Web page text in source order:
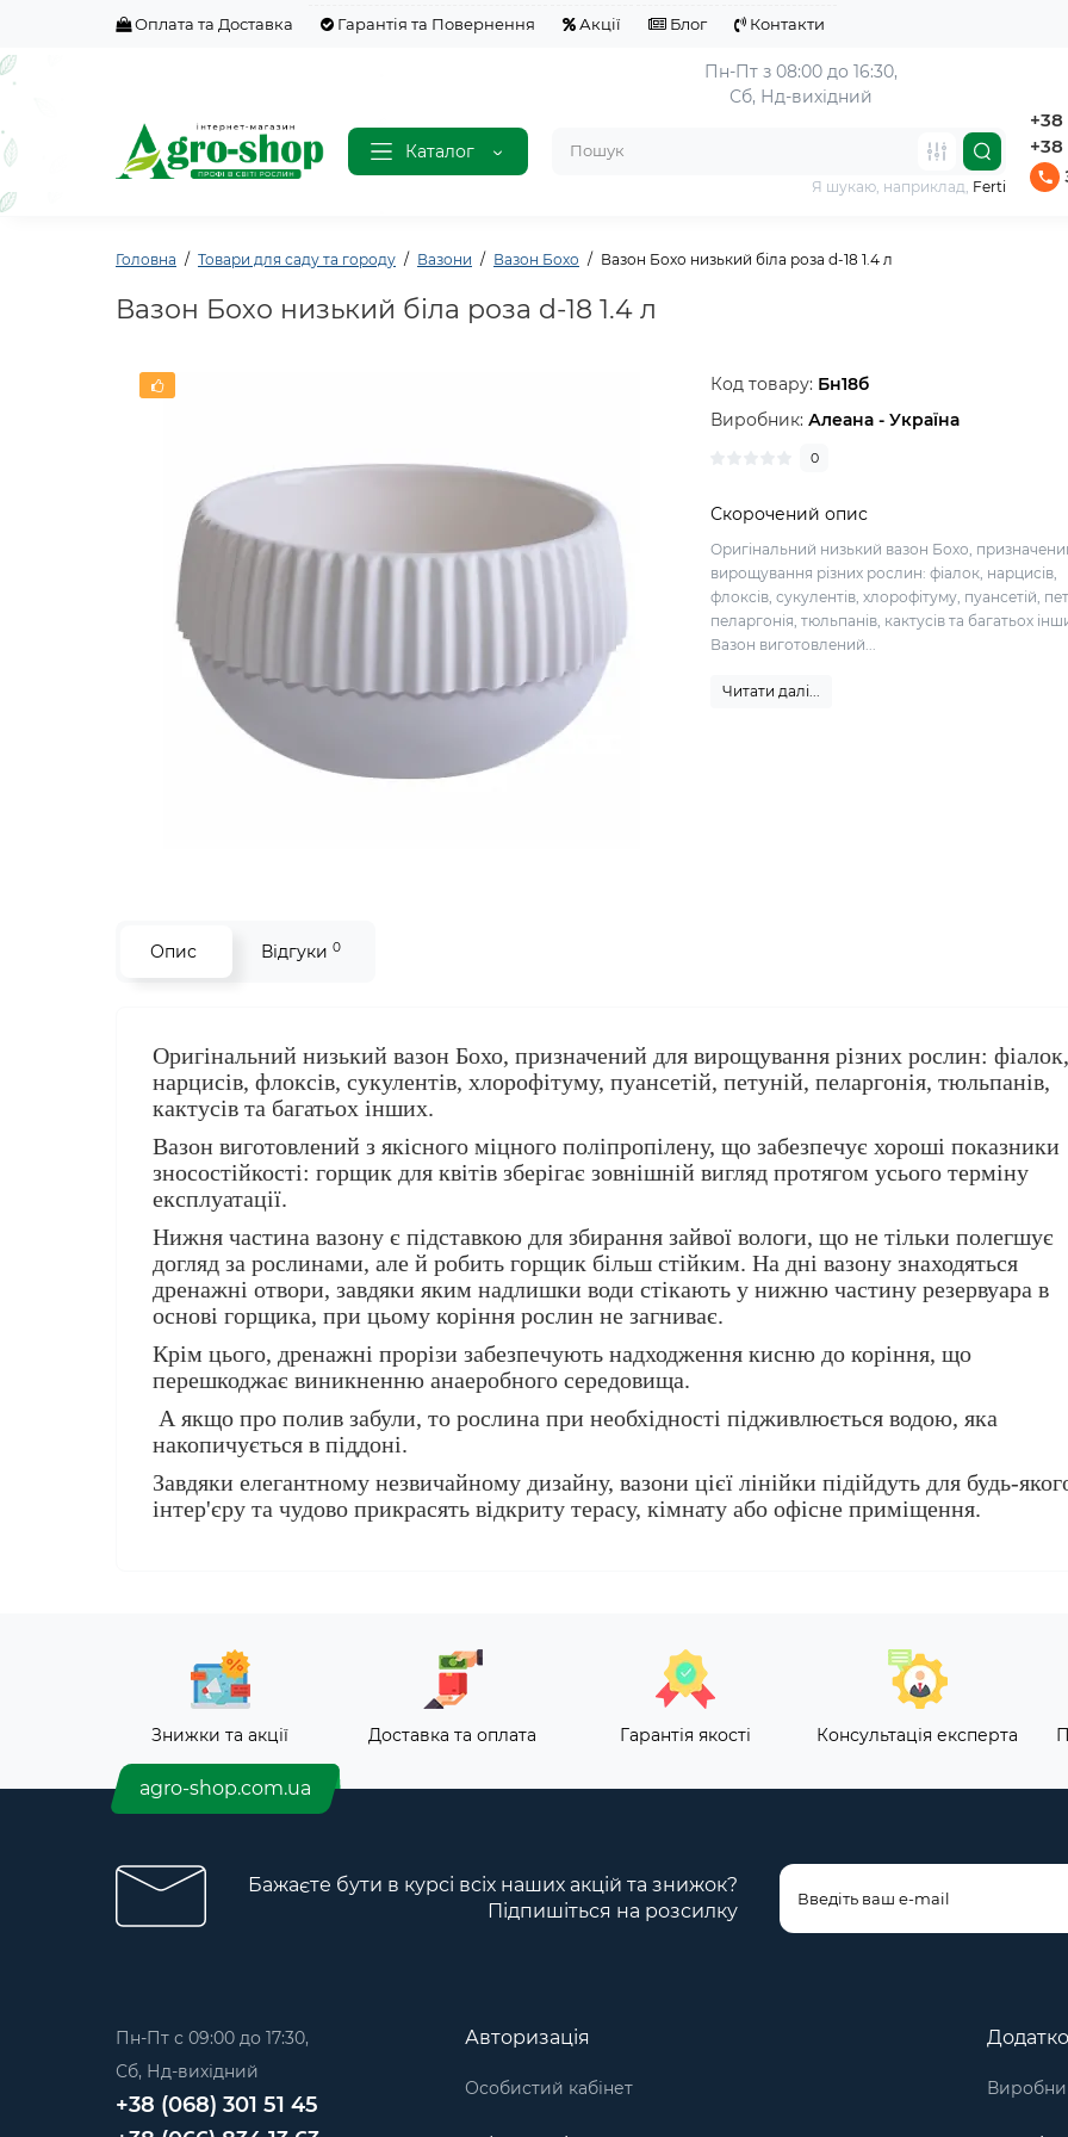
Оплата та Доставка Гарантія та Повернення Акції Блог Контакти
Каталог
Пн-Пт з 08:00 до 16:30,
Сб, Нд-вихідний
+38
+38
Я шукаю, наприклад, Ferti
Головна Товари для саду та городу Вазони Вазон Бохо Вазон Бохо низький біла роза d-18 1.4 л
Вазон Бохо низький біла роза d-18 1.4 л
Код товару: Бн18б
Виробник:Алеана - Україна
0
Скорочений опис
Оригінальний низький вазон Бохо,
вирощування різних рослин: фіалок, нарцисів,
флоксів, сукулентів, хлорофітуму, пуансетій,
пеларгонія, тюльпанів, кактусів та багатьох
Вазон виготовлений...
Читати далі...
Опис Відгуки 0
Оригінальний низький вазон Бохо, призначений для вирощування різних рослин: фіалок,
нарцисів, флоксів, сукулентів, хлорофітуму, пуансетій, петуній, пеларгонія, тюльпанів,
кактусів та багатьох інших.
Вазон виготовлений з якісного міцного поліпропілену, що забезпечує хороші показники
зносостійкості: горщик для квітів зберігає зовнішній вигляд протягом усього терміну
експлуатації.
Нижня частина вазону є підставкою для збирання зайвої вологи, що не тільки полегшує
догляд за рослинами, але й робить горщик більш стійким. На дні вазону знаходяться
дренажні отвори, завдяки яким надлишки води стікають у нижню частину резервуара в
основі горщика, при цьому коріння рослин не загниває.
Крім цього, дренажні прорізи забезпечують надходження кисню до коріння, що
перешкоджає виникненню анаеробного середовища.
А якщо про полив забули, то рослина при необхідності підживлюється водою, яка
накопичується в піддоні.
Завдяки елегантному незвичайному дизайну, вазони цієї лінійки підійдуть для будь-
інтер'єру та чудово прикрасять відкриту терасу, кімнату або офісне приміщення.
Знижки та акції Доставка та оплата Гарантія якості Консультація експерта
agro-shop.com.ua
Бажаєте бути в курсі всіх наших акцій та знижок?
Підпишіться на розсилку
Пн-Пт с 09:00 до 17:30,
Сб, Нд-вихідний
+38 (068) 301 51 45
Авторизація
Особистий кабінет